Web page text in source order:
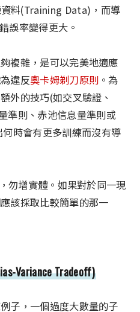
料(Training Data)，而導
誤率變得更大。
複雜，是可以完美地適應
違反奧卡姆剃刀原則 。為
外的技巧(如交叉驗證、
準則、赤池信息量準則或
時會有更多訓練而沒有導
勿增實體。如果對於同一現
該採取比較簡單的那一
Variance Tradeoff)
子，一個過度大數量的子